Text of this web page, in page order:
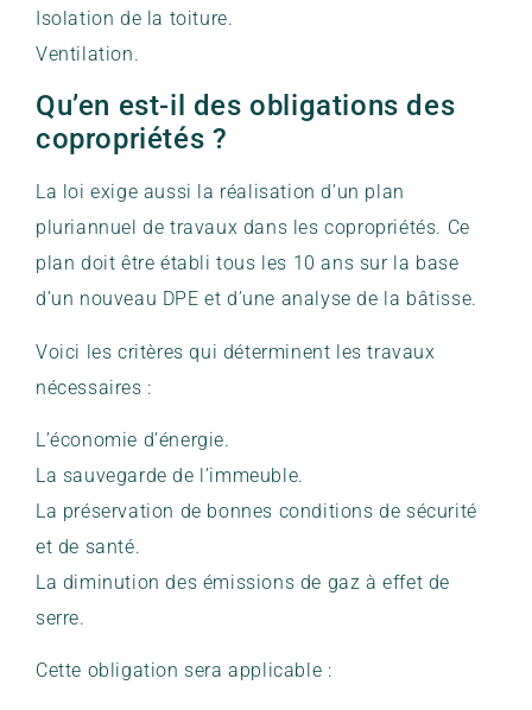
Isolation de la toiture.
Ventilation.
Qu’en est-il des obligations des
copropriétés ?
La loi exige aussi la réalisation d’un plan
pluriannuel de travaux dans les copropriétés. Ce
plan doit être établi tous les 10 ans sur la base
d’un nouveau DPE et d’une analyse de la bâtisse.
Voici les critères qui déterminent les travaux
nécessaires :
L’économie d’énergie.
La sauvegarde de l’immeuble.
La préservation de bonnes conditions de sécurité
et de santé.
La diminution des émissions de gaz à effet de
serre.
Cette obligation sera applicable :